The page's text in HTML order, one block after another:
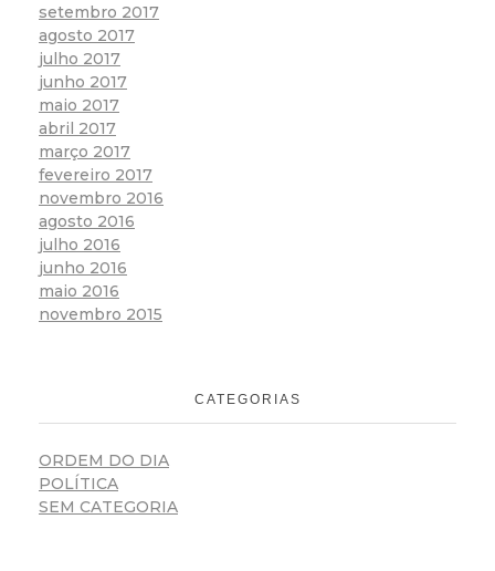
setembro 2017
agosto 2017
julho 2017
junho 2017
maio 2017
abril 2017
março 2017
fevereiro 2017
novembro 2016
agosto 2016
julho 2016
junho 2016
maio 2016
novembro 2015
CATEGORIAS
ORDEM DO DIA
POLÍTICA
SEM CATEGORIA